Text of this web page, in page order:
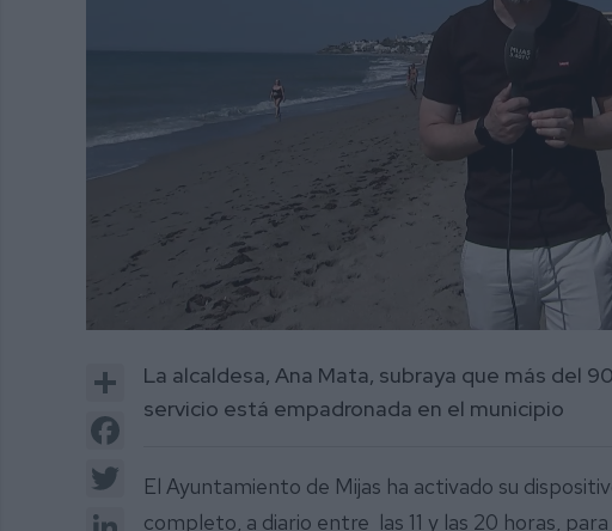
2
minutes,
second
Share
Facebook
LinkedIn
La alcaldesa, Ana Mata, subraya que más del
servicio está empadronada en el municipio
El Ayuntamiento de Mijas ha activado su
completo, a diario entre las 11 y las 20 horas,